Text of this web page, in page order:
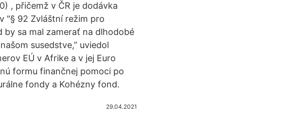
, přičemž v ČR je dodávka
"§ 92 Zvláštní režim pro
sa mal zamerať na dlhodobé
susedstve,” uviedol
EÚ v Afrike a v jej Euro
formu finančnej pomoci po
fondy a Kohézny fond.
29.04.2021